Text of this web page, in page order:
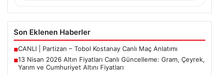
Son Eklenen Haberler
■CANLI | Partizan – Tobol Kostanay Canlı Maç Anlatımı
■13 Nisan 2026 Altın Fiyatları Canlı Güncelleme: Gram, Çeyrek,
Yarım ve Cumhuriyet Altını Fiyatları